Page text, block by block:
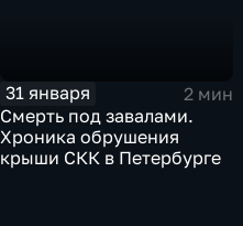
31 января
2 мин
Смерть под завалами.
Хроника обрушения
крыши СКК в Петербурге